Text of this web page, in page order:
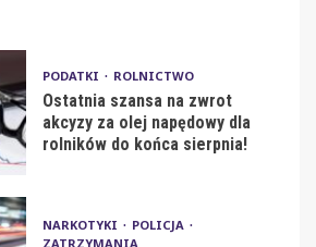
PODATKI ROLNICTWO
Ostatnia szansa na zwrot
akcyzy za olej napędowy dla
rolników do końca sierpnia!
NARKOTYKI
POLICJA
ZATRZYMANIA